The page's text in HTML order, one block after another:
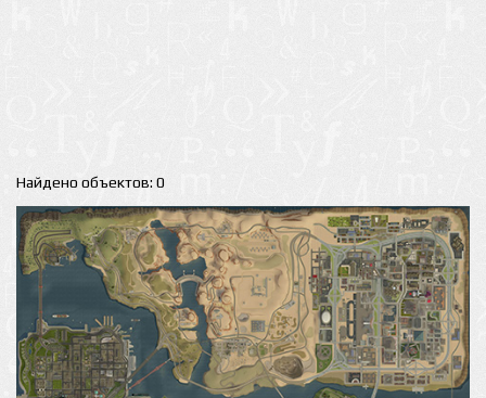
Найдено объектов: 0